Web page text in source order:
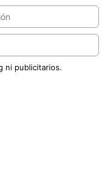
ni publicitarios.